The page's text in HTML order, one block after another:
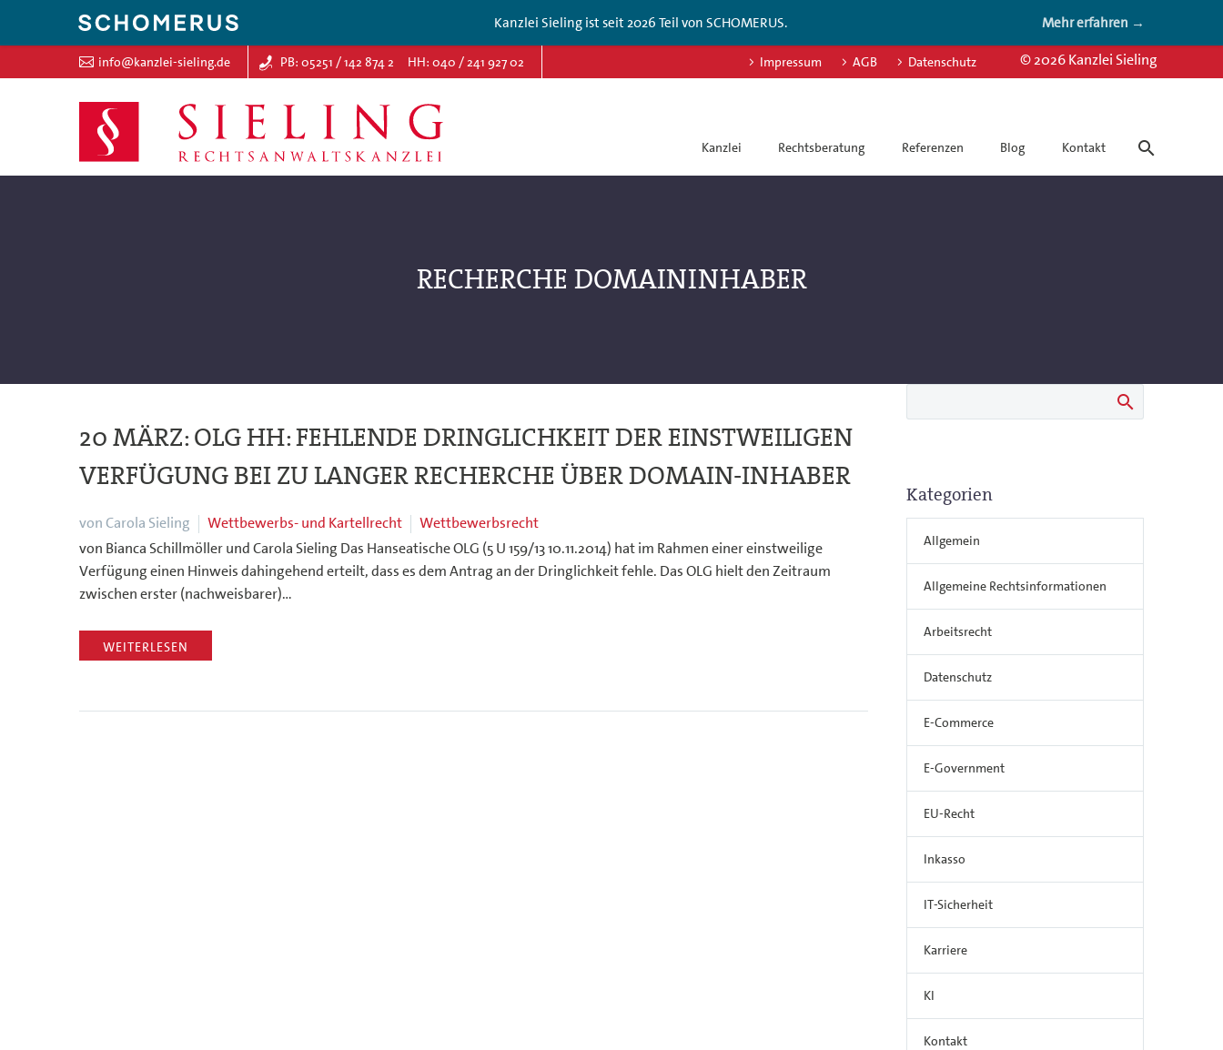
Kanzlei Sieling ist seit 2026 Teil von SCHOMERUS. Mehr erfahren →
info@kanzlei-sieling.de PB: 05251 / 142 874 2 HH: 040 / 241 927 02 © 2026 Kanzlei Sieling
Impressum AGB Datenschutz
Kanzlei Rechtsberatung Referenzen Blog Kontakt
RECHERCHE DOMAININHABER
20 MÄRZ:OLG HH: FEHLENDE DRINGLICHKEIT DER EINSTWEILIGEN
VERFÜGUNG BEI ZU LANGER RECHERCHE ÜBER DOMAIN-INHABER
von Carola Sieling Wettbewerbs- und Kartellrecht
Wettbewerbsrecht
von Bianca Schillmöller und Carola Sieling Das Hanseatische OLG (5 U 159/13 10.11.2014) hat im Rahmen einer einstweilige
Verfügung einen Hinweis dahingehend erteilt, dass es dem Antrag an der Dringlichkeit fehle. Das OLG hielt den Zeitraum
zwischen erster (nachweisbarer)…
WEITERLESEN
Kategorien
Allgemein
Allgemeine Rechtsinformationen
Arbeitsrecht
Datenschutz
E-Commerce
E-Government
EU-Recht
Inkasso
IT-Sicherheit
Karriere
KI
Kontakt